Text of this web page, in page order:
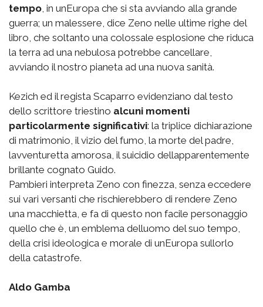
tempo , in unEuropa che si sta avviando alla grande
guerra; un malessere, dice Zeno nelle ultime righe del
libro, che soltanto una colossale esplosione che riduca
la terra ad una nebulosa potrebbe cancellare,
avviando il nostro pianeta ad una nuova sanità.
Kezich ed il regista Scaparro evidenziano dal testo
dello scrittore triestino alcuni momenti
particolarmente significativi: la triplice dichiarazione
di matrimonio, il vizio del fumo, la morte del padre,
lavventuretta amorosa, il suicidio dellapparentemente
brillante cognato Guido.
Pambieri interpreta Zeno con finezza, senza eccedere
sui vari versanti che rischierebbero di rendere Zeno
una macchietta, e fa di questo non facile personaggio
quello che è, un emblema delluomo del suo tempo,
della crisi ideologica e morale di unEuropa sullorlo
della catastrofe.
Aldo Gamba